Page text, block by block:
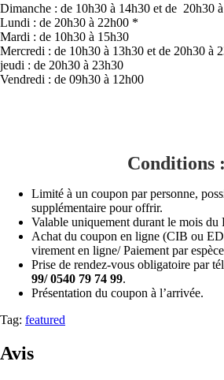
Dimanche : de 10h30 à 14h30 et de 20h30
Lundi : de 20h30 à 22h00 *
Mardi : de 10h30 à 15h30
Mercredi : de 10h30 à 13h30 et de 20h30 à
jeudi : de 20h30 à 23h30
Vendredi : de 09h30 à 12h00
Conditions :
Limité à un coupon par personne,
supplémentaire pour offrir.
Valable uniquement durant le mois du
Achat du coupon en ligne (CIB ou
virement en ligne/ Paiement par
Prise de rendez-vous obligatoire par
99/ 0540 79 74 99.
Présentation du coupon à l’arrivée.
Tag: featured
Avis